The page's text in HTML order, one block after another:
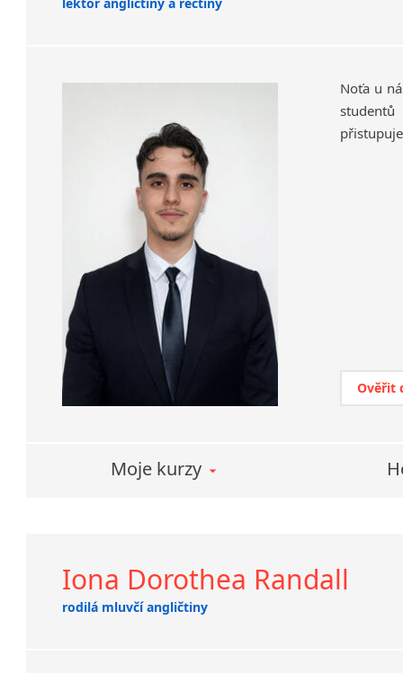
Noťa u
Ověřit
Moje kurzy
Iona Dorothea Randall
rodilá mluvčí angličtiny